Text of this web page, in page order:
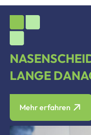
LANGE
Mehr erfahren